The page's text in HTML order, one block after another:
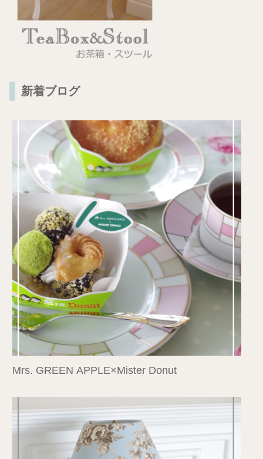
新着ブログ
Mrs. GREEN APPLE×Mister Donut